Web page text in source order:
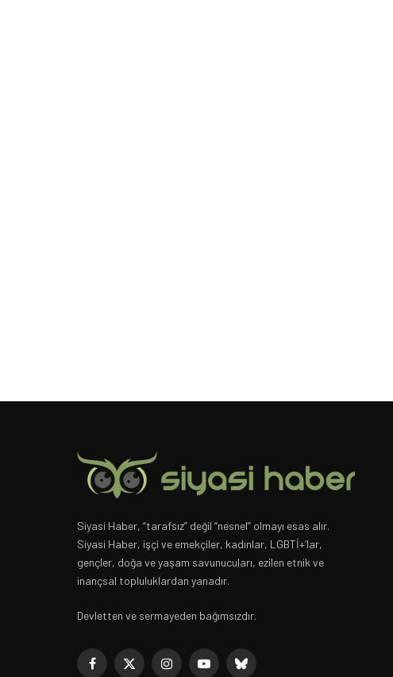
Siyasi Haber, “tarafsız” değil “nesnel” olmayı esas alır.
Siyasi Haber, işçi ve emekçiler, kadınlar, LGBTİ+’lar,
gençler, doğa ve yaşam savunucuları, ezilen etnik ve
inançsal topluluklardan yanadır.
Devletten ve sermayeden bağımsızdır.
Facebook
X InstagramYouTubeBluesky